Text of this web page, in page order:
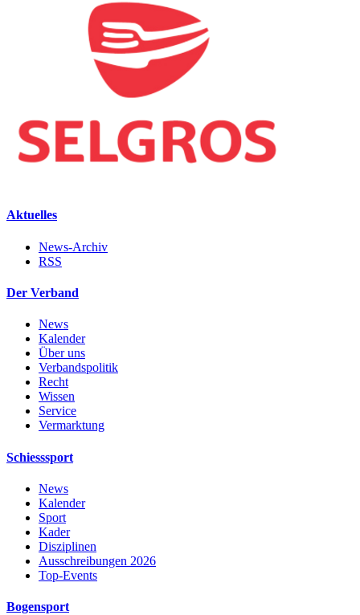
Aktuelles
News-Archiv
RSS
Der Verband
News
Kalender
Über uns
Verbandspolitik
Recht
Wissen
Service
Vermarktung
Schiesssport
News
Kalender
Sport
Kader
Disziplinen
Ausschreibungen 2026
Top-Events
Bogensport